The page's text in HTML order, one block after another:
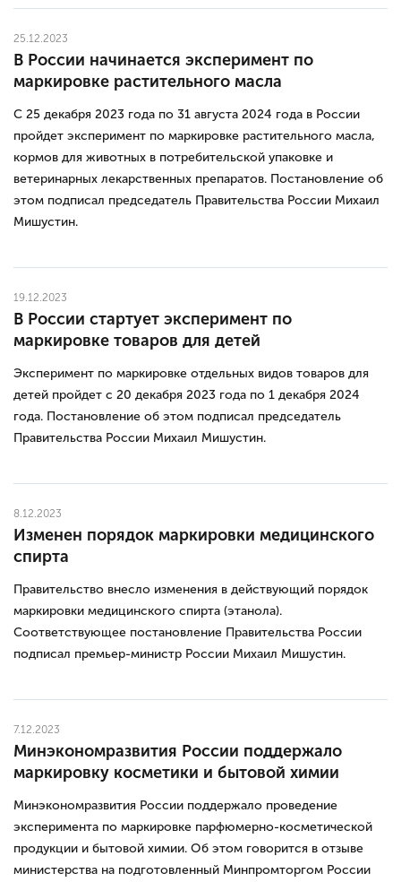
25.12.2023
В России начинается эксперимент по
маркировке растительного масла
С 25 декабря 2023 года по 31 августа 2024 года в России
пройдет эксперимент по маркировке растительного масла,
кормов для животных в потребительской упаковке и
ветеринарных лекарственных препаратов. Постановление об
этом подписал председатель Правительства России Михаил
Мишустин.
19.12.2023
В России стартует эксперимент по
маркировке товаров для детей
Эксперимент по маркировке отдельных видов товаров для
детей пройдет с 20 декабря 2023 года по 1 декабря 2024
года. Постановление об этом подписал председатель
Правительства России Михаил Мишустин.
8.12.2023
Изменен порядок маркировки медицинского
спирта
Правительство внесло изменения в действующий порядок
маркировки медицинского спирта (этанола).
Соответствующее постановление Правительства России
подписал премьер-министр России Михаил Мишустин.
7.12.2023
Минэкономразвития России поддержало
маркировку косметики и бытовой химии
Минэкономразвития России поддержало проведение
эксперимента по маркировке парфюмерно-косметической
продукции и бытовой химии. Об этом говорится в отзыве
министерства на подготовленный Минпромторгом России